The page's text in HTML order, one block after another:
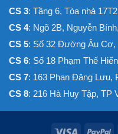
CS 3: Tầng 6, Tòa nhà
CS 4: Ngõ 2B, Nguyễn
CS 5: Số 32 Đường Âu Cơ,
CS 6: Số 18 Phạm Thế
CS 7: 163 Phan Đăng Lưu,
CS 8: 216 Hà Huy Tập, TP
Visa